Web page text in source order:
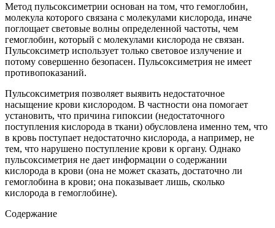
Метод пульсоксиметрии основан на том, что гемоглобин,
молекула которого связана с молекулами кислорода, иначе
поглощает световые волны определенной частоты, чем
гемоглобин, который с молекулами кислорода не связан.
Пульсоксиметр использует только световое излучение и
потому совершенно безопасен. Пульсоксиметрия не имеет
противопоказаний.
Пульсоксиметрия позволяет выявить недостаточное
насыщение крови кислородом. В частности она помогает
установить, что причина гипоксии (недостаточного
поступления кислорода в ткани) обусловлена именно тем, что
в кровь поступает недостаточно кислорода, а например, не
тем, что нарушено поступление крови к органу. Однако
пульсоксиметрия не дает информации о содержании
кислорода в крови (она не может сказать, достаточно ли
гемоглобина в крови; она показывает лишь, сколько
кислорода в гемоглобине).
Содержание